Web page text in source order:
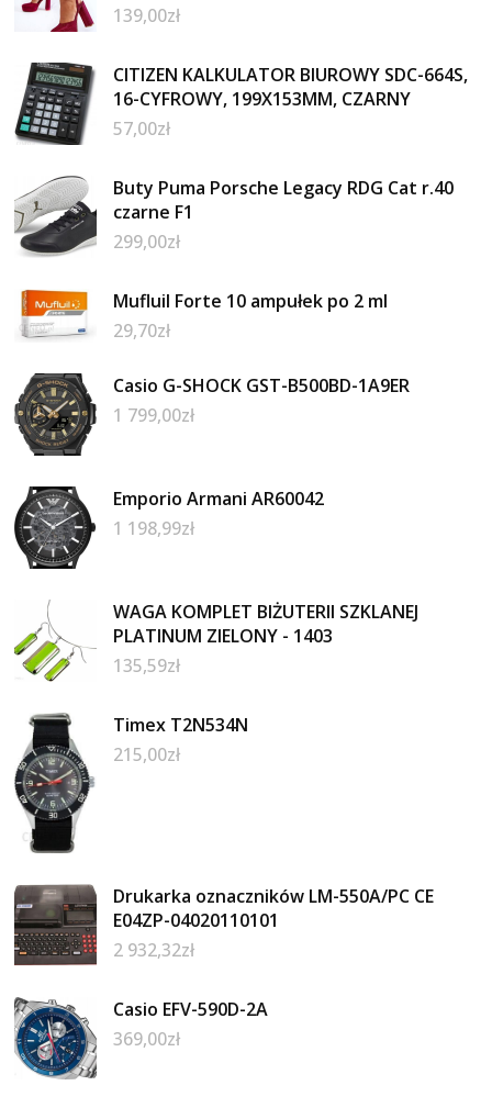
139,00zł
CITIZEN KALKULATOR BIUROWY SDC-664S,
16-CYFROWY, 199X153MM, CZARNY
57,00zł
Buty Puma Porsche Legacy RDG Cat r.40
czarne F1
299,00zł
Mufluil Forte 10 ampułek po 2 ml
29,70zł
Casio G-SHOCK GST-B500BD-1A9ER
1 799,00zł
Emporio Armani AR60042
1 198,99zł
WAGA KOMPLET BIŻUTERII SZKLANEJ
PLATINUM ZIELONY - 1403
135,59zł
Timex T2N534N
215,00zł
Drukarka oznaczników LM-550A/PC CE
E04ZP-04020110101
2 932,32zł
Casio EFV-590D-2A
369,00zł